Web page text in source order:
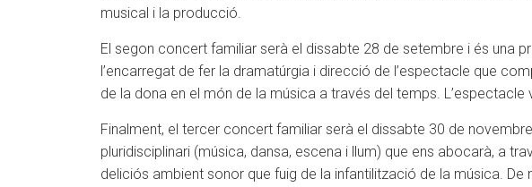
musical i la producció.
El segon concert familiar serà el dissabte 28 de setembre i és una
l’encarregat de fer la dramatúrgia i direcció de l’espectacle que
de la dona en el món de la música a través del temps.
Finalment, el tercer concert familiar serà el dissabte 30 de
pluridisciplinari (música, dansa, escena i llum) que ens abocarà, a
deliciós ambient sonor que fuig de la infantilització de la música.